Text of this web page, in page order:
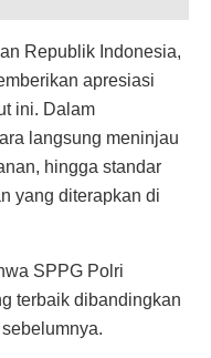
Republik Indonesia,
apresiasi
ini. Dalam
langsung meninjau
hingga standar
yang diterapkan di
SPPG Polri
terbaik dibandingkan